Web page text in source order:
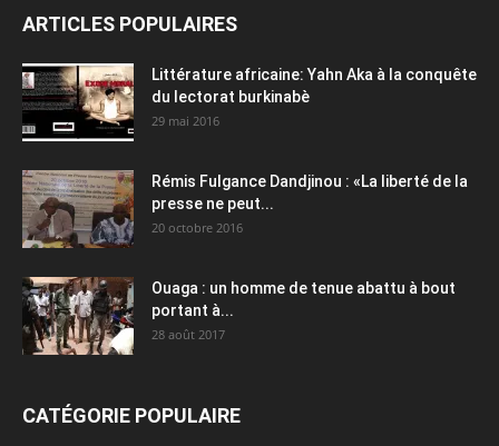
ARTICLES POPULAIRES
Littérature africaine: Yahn Aka à la conquête
du lectorat burkinabè
29 mai 2016
Rémis Fulgance Dandjinou : «La liberté de la
presse ne peut...
20 octobre 2016
Ouaga : un homme de tenue abattu à bout
portant à...
28 août 2017
CATÉGORIE POPULAIRE